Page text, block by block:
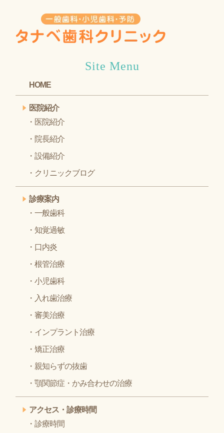
Site Menu
HOME
医院紹介
医院紹介
院長紹介
設備紹介
クリニックブログ
診療案内
一般歯科
知覚過敏
口内炎
根管治療
小児歯科
入れ歯治療
審美治療
インプラント治療
矯正治療
親知らずの抜歯
顎関節症・かみ合わせの治療
アクセス・診療時間
診療時間